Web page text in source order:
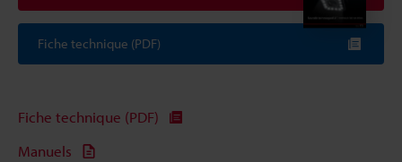
Fiche technique (PDF)
Fiche technique (PDF)
Manuels